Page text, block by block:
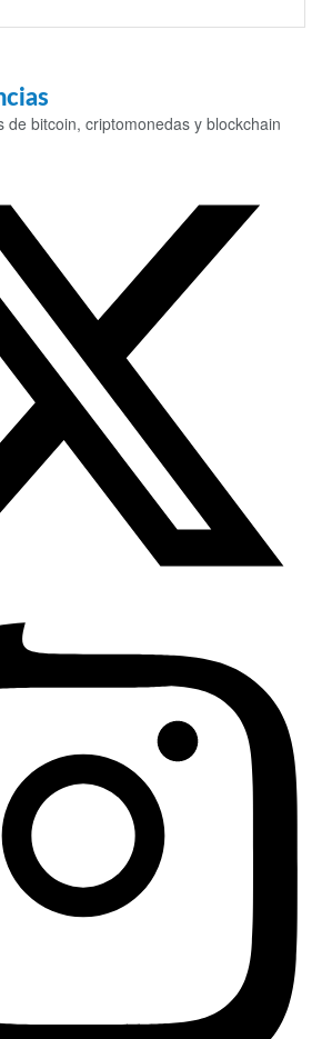
de bitcoin, criptomonedas y blockchain